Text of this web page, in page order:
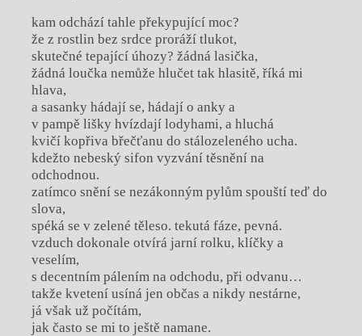
kam odchází tahle překypující moc?
že z rostlin bez srdce proráží tlukot,
skutečné tepající úhozy? žádná lasička,
žádná loučka nemůže hlučet tak hlasitě, říká mi
hlava,
a sasanky hádají se, hádají o anky a
v pampě lišky hvízdají lodyhami, a hluchá
kvičí kopřiva břečťanu do stálozeleného ucha.
kdežto nebeský sifon vyzvání těsnění na
odchodnou.
zatímco snění se nezákonným pylům spouští teď do
slova,
spéká se v zelené těleso. tekutá fáze, pevná.
vzduch dokonale otvírá jarní rolku, klíčky a
veselím,
s decentním pálením na odchodu, při odvanu…
takže kvetení usíná jen občas a nikdy nestárne,
já však už počítám,
jak často se mi to ještě namane.